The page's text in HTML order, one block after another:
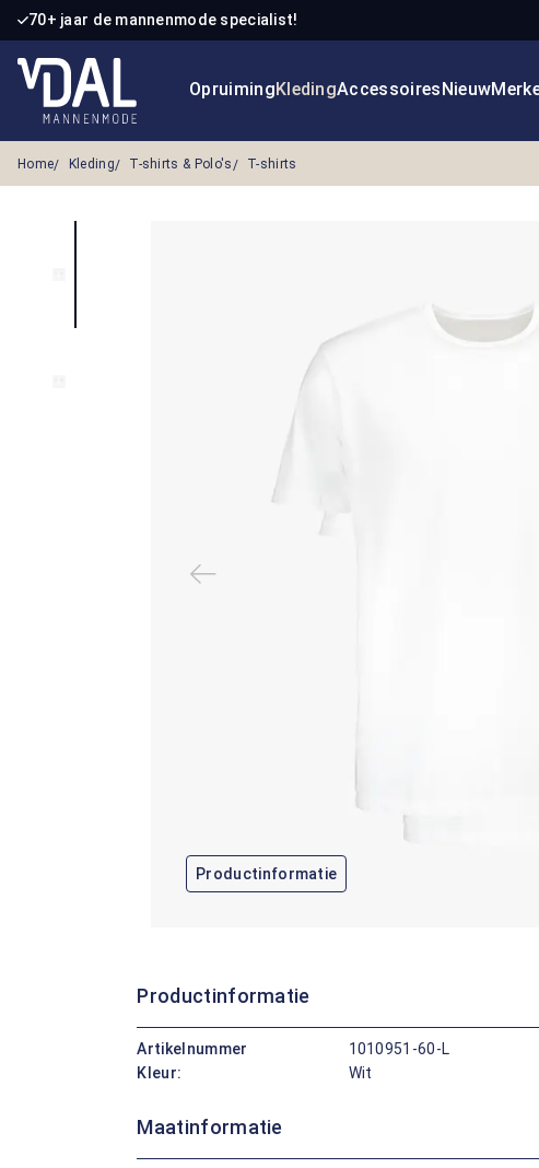
de hoofdinhoud
Ga naar de zoekopdracht
Ga naar de hoofdnavigatie
70+ jaar de mannenmode specialist!
OpruimingKledingAccessoiresNieuw
Home Kleding T-shirts & Polo's T-shirts
Productinformatie
Productinformatie
Artikelnummer
1010951-60-L
Kleur:
Wit
Maatinformatie